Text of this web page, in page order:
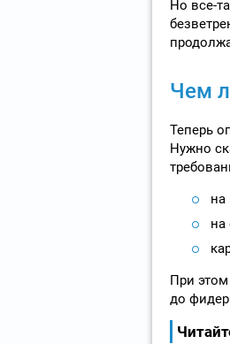
Но все-
Чем
Теперь
Нужно
на
на
При
до